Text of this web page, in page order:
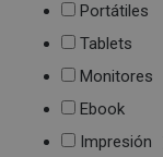
Portátiles
Tablets
Monitores
Ebook
Impresión